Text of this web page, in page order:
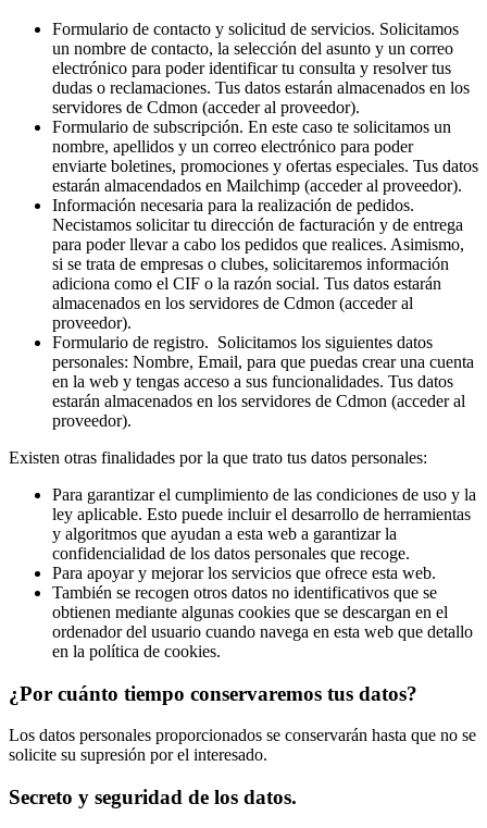
Formulario de contacto y solicitud de servicios. Solicitamos
un nombre de contacto, la selección del asunto y un correo
electrónico para poder identificar tu consulta y resolver tus
dudas o reclamaciones. Tus datos estarán almacenados en los
servidores de Cdmon (acceder al proveedor).
Formulario de subscripción. En este caso te solicitamos un
nombre, apellidos y un correo electrónico para poder
enviarte boletines, promociones y ofertas especiales. Tus datos
estarán almacendados en Mailchimp (acceder al proveedor).
Información necesaria para la realización de pedidos.
Necistamos solicitar tu dirección de facturación y de entrega
para poder llevar a cabo los pedidos que realices. Asimismo,
si se trata de empresas o clubes, solicitaremos información
adiciona como el CIF o la razón social. Tus datos estarán
almacenados en los servidores de Cdmon (acceder al
proveedor).
Formulario de registro. Solicitamos los siguientes datos
personales: Nombre, Email, para que puedas crear una cuenta
en la web y tengas acceso a sus funcionalidades. Tus datos
estarán almacenados en los servidores de Cdmon (acceder al
proveedor).
Existen otras finalidades por la que trato tus datos personales:
Para garantizar el cumplimiento de las condiciones de uso y la
ley aplicable. Esto puede incluir el desarrollo de herramientas
y algoritmos que ayudan a esta web a garantizar la
confidencialidad de los datos personales que recoge.
Para apoyar y mejorar los servicios que ofrece esta web.
También se recogen otros datos no identificativos que se
obtienen mediante algunas cookies que se descargan en el
ordenador del usuario cuando navega en esta web que detallo
en la política de cookies.
¿Por cuánto tiempo conservaremos tus datos?
Los datos personales proporcionados se conservarán hasta que no se
solicite su supresión por el interesado.
Secreto y seguridad de los datos.